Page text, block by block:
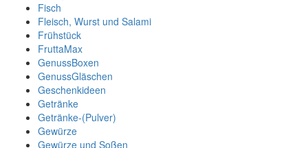
Fisch
Fleisch, Wurst und Salami
Frühstück
FruttaMax
GenussBoxen
GenussGläschen
Geschenkideen
Getränke
Getränke-(Pulver)
Gewürze
Gewürze und Soßen